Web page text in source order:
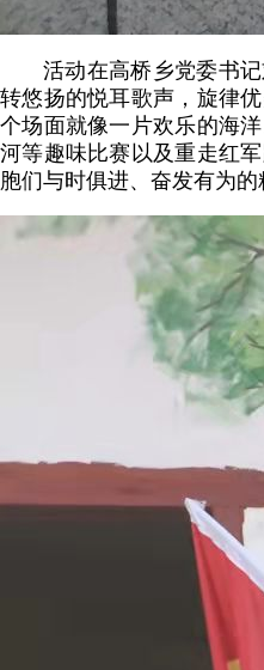
活动在高桥乡党委书
转悠扬的悦耳歌声，旋律
个场面就像一片欢乐的海
河等趣味比赛以及重走红
胞们与时俱进、奋发有为的